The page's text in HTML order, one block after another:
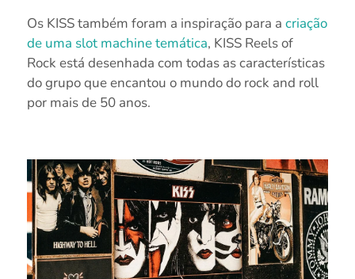
Os KISS também foram a inspiração para a criação
de uma slot machine temática, KISS Reels of
Rock está desenhada com todas as características
do grupo que encantou o mundo do rock and roll
por mais de 50 anos.